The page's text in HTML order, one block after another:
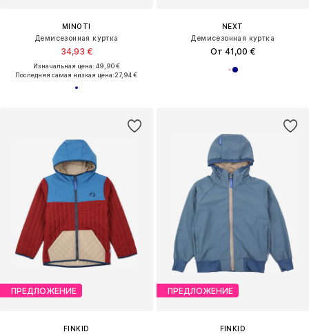
MINOTI
Демисезонная куртка
34,93 €
Изначальная цена: 49,90 €
Последняя самая низкая цена:27,94 €
NEXT
Демисезонная куртка
От 41,00 €
ПРЕДЛОЖЕНИЕ
FINKID
ПРЕДЛОЖЕНИЕ
FINKID